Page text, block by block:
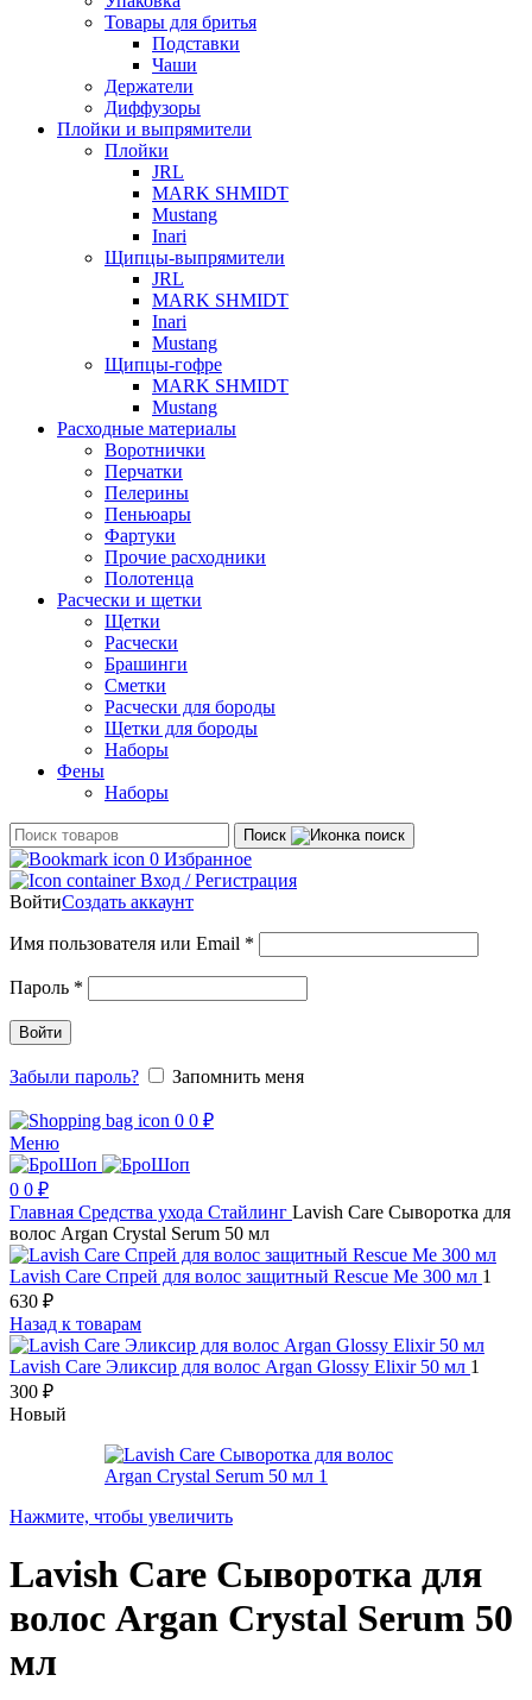
Товары для бритья
Подставки
Чаши
Держатели
Диффузоры
Плойки и выпрямители
Плойки
JRL
MARK SHMIDT
Mustang
Inari
Щипцы-выпрямители
JRL
MARK SHMIDT
Inari
Mustang
Щипцы-гофре
MARK SHMIDT
Mustang
Расходные материалы
Воротнички
Перчатки
Пелерины
Пеньюары
Фартуки
Прочие расходники
Полотенца
Расчески и щетки
Щетки
Расчески
Брашинги
Сметки
Расчески для бороды
Щетки для бороды
Наборы
Фены
Наборы
Поиск
0 Избранное
Вход / Регистрация
ВойтиСоздать аккаунт
Имя пользователя или Email *
Пароль *
Войти
Забыли пароль? Запомнить меня
0 0 ₽
Меню
0 0 ₽
Главная Средства ухода Стайлинг Lavish Care Сыворотка для
волос Argan Crystal Serum 50 мл
Lavish Care Спрей для волос защитный Rescue Me 300 мл 1
630 ₽
Назад к товарам
Lavish Care Эликсир для волос Argan Glossy Elixir 50 мл 1
300 ₽
Новый
Нажмите, чтобы увеличить
Lavish Care Сыворотка для
волос Argan Crystal Serum 50
мл